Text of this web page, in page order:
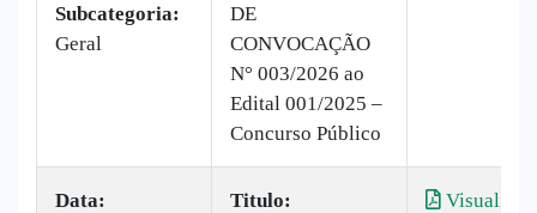
Subcategoria:
Geral
DE
CONVOCAÇÃO
N° 003/2026 ao
Edital 001/2025 –
Concurso Público
Data:
Titulo:
Visualizar